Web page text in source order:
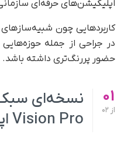
اپلیکیشن‌های حرفه‌ای
کاربردهایی چون شبیه‌سازهای
در جراحی از جمله
حضور پررنگ‌تری داشته باشد.
01
از
نسخه‌ای
Vision Pro اپل